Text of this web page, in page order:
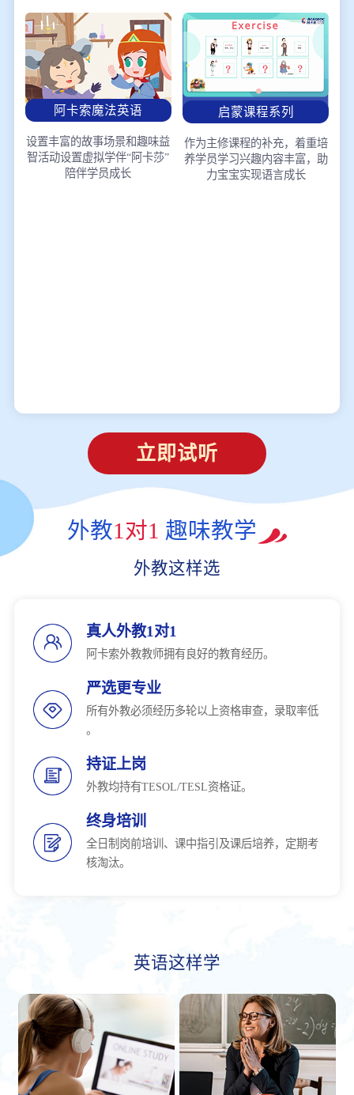
阿卡索魔法英语
设置丰富的故事场景和趣味益
智活动设置虚拟学伴“阿卡莎”
陪伴学员成长
启蒙课程系列
作为主修课程的补充，着重培
养学员学习兴趣内容丰富，助
力宝宝实现语言成长
立即试听
外教1对1 趣味教学
外教这样选
真人外教1对1
阿卡索外教教师拥有良好的教育经历。
严选更专业
所有外教必须经历多轮以上资格审查，录取率低
。
持证上岗
外教均持有TESOL/TESL资格证。
终身培训
全日制岗前培训、课中指引及课后培养，定期考
核淘汰。
英语这样学